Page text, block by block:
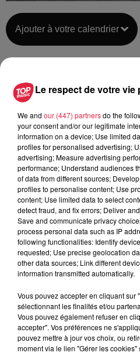
Ajouter à votre calendrier
Date
19
au19
Lieu
Parc de
Organisateur
https://
Tarif Payant
Le rendez-vous incontournable
d'histoires fabuleuses ! Le 19
se tiendra l'événement dédié
Le respect de votre
We and our (447) partnersdo the
your consent and/or our legitimate
information on a device; Use limited
profiles for personalised advertising;
advertising; Measure advertising
performance; Understand audiences
of data from different sources;
profiles to personalise content; Use
content; Use limited data to select
detect fraud, and fix errors; Deliver
Save and communicate privacy
process personal data such as IP
following functionalities: Identify
requested; Use precise geolocation
other data sources; Link different
information transmitted automatically.
Vous pouvez accepter en cliquant sur
sélectionnant les finalités et/ou
Vous pouvez également refuser en
accepter". Vos préférences ne
pouvez mettre à jour vos choix, ou
moment via le lien "Gérer les